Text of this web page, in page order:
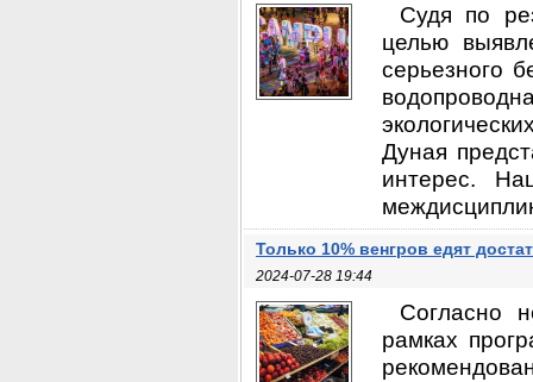
Судя по
целью
серьезного
Дуная
интерес.
Только 10% венгров едят
2024-07-28 19:44
Согласно
рамках